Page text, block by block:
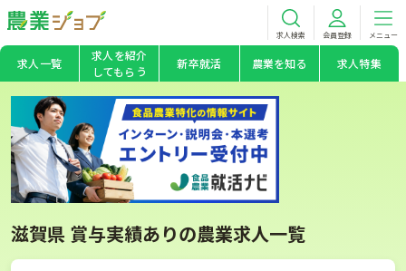
求人検索 会員登録 メニュー
求人一覧
求人を紹介
してもらう
新卒就活 農業を知る 求人特集
滋賀県 賞与実績ありの農業求人一覧